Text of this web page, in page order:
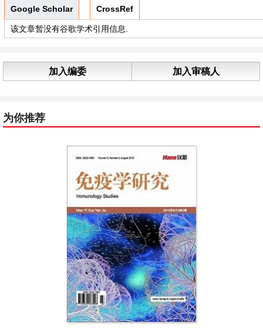
Google Scholar CrossRef
该文章暂没有谷歌学术引用信息.
加入编委 加入审稿人
为你推荐